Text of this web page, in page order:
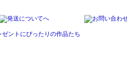
ゼントにぴったりの作品たち